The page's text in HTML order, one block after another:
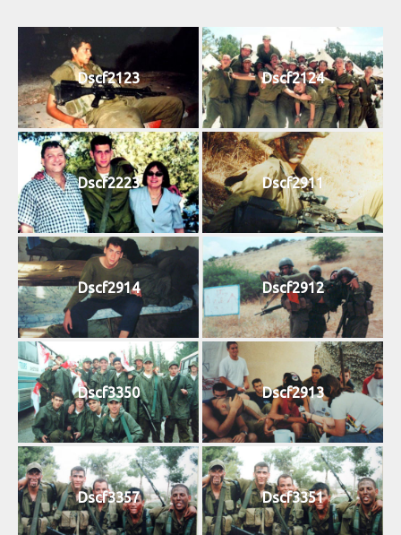
Dscf2124
Dscf2123
Dscf2911
Dscf2223
Dscf2912
Dscf2914
Dscf2913
Dscf3350
Dscf3351
Dscf3357